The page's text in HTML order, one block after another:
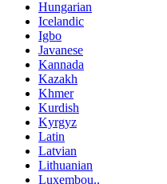
Hungarian
Icelandic
Igbo
Javanese
Kannada
Kazakh
Khmer
Kurdish
Kyrgyz
Latin
Latvian
Lithuanian
Luxembou..